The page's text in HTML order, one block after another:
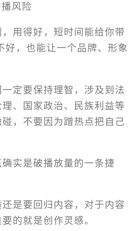
风险
用得好，短时间能给你带
好，也能让一个品牌、形象
定要保持理智，涉及到法
、国家政治、民族利益等
，不要因为蹭热点把自己
实是破播放量的一条捷
是要回归内容，对于内容
的就是创作灵感。